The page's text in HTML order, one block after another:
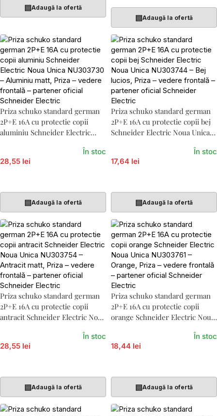
▤Adaugă la ofertă
▤Adaugă la ofertă
Priza schuko standard german
2P+E 16A cu protectie copii
aluminiu Schneider Electric
28,55 lei
În stoc
▤Adaugă la ofertă
Priza schuko standard german
2P+E 16A cu protectie copii bej
Schneider Electric Noua Unica
17,64 lei
În stoc
▤Adaugă la ofertă
Priza schuko standard german
2P+E 16A cu protectie copii
antracit Schneider Electric Noua
28,55 lei
În stoc
▤Adaugă la ofertă
Priza schuko standard german
2P+E 16A cu protectie copii
orange Schneider Electric Noua
18,44 lei
În stoc
▤Adaugă la ofertă